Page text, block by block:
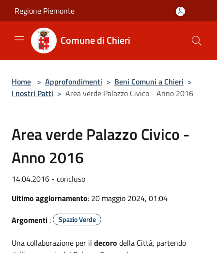
Salta al contenuto principale
Regione Piemonte
Comune di Chieri
Home > Approfondimenti > Beni Comuni a Chieri >
I nostri Patti > Area verde Palazzo Civico - Anno 2016
Area verde Palazzo Civico -
Anno 2016
14.04.2016 - concluso
Ultimo aggiornamento: 20 maggio 2024, 01:04
Argomenti : Spazio Verde
Una collaborazione per il decoro della Città, partendo